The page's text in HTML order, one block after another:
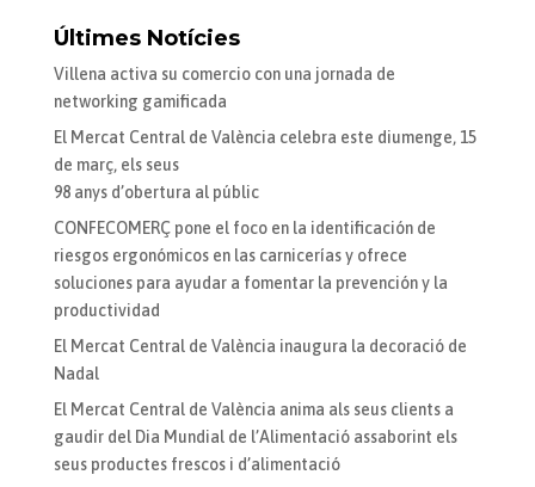
Últimes Notícies
Villena activa su comercio con una jornada de
networking gamificada
El Mercat Central de València celebra este diumenge, 15
de març, els seus
98 anys d’obertura al públic
CONFECOMERÇ pone el foco en la identificación de
riesgos ergonómicos en las carnicerías y ofrece
soluciones para ayudar a fomentar la prevención y la
productividad
El Mercat Central de València inaugura la decoració de
Nadal
El Mercat Central de València anima als seus clients a
gaudir del Dia Mundial de l’Alimentació assaborint els
seus productes frescos i d’alimentació